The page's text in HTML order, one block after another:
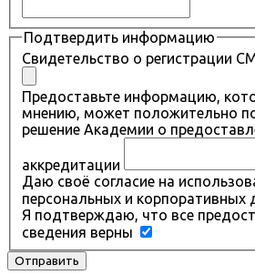
Подтвердить информацию
Свидетельство о регистрации
Предоставьте информацию,
мнению, может положительно
решение Академии о
аккредитации
Даю своё согласие на
персональных и корпоративных
Я подтверждаю, что все
сведения верны
Отправить